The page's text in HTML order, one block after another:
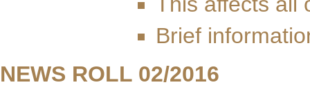
Brief
NEWS ROLL 02/2016